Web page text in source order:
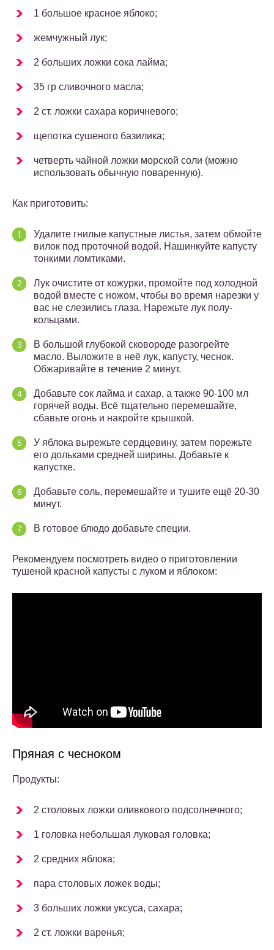
1 большое красное яблоко;
жемчужный лук;
2 больших ложки сока лайма;
35 гр сливочного масла;
2 ст. ложки сахара коричневого;
щепотка сушеного базилика;
четверть чайной ложки морской соли (можно
использовать обычную поваренную).
Как приготовить:
Удалите гнилые капустные листья, затем обмойте
вилок под проточной водой. Нашинкуйте капусту
тонкими ломтиками.
Лук очистите от кожурки, промойте под холодной
водой вместе с ножом, чтобы во время нарезки у
вас не слезились глаза. Нарежьте лук полу-
кольцами.
В большой глубокой сковороде разогрейте
масло. Выложите в неё лук, капусту, чеснок.
Обжаривайте в течение 2 минут.
Добавьте сок лайма и сахар, а также 90-100 мл
горячей воды. Всё тщательно перемешайте,
сбавьте огонь и накройте крышкой.
У яблока вырежьте сердцевину, затем порежьте
его дольками средней ширины. Добавьте к
капустке.
Добавьте соль, перемешайте и тушите ещё 20-30
минут.
В готовое блюдо добавьте специи.
Рекомендуем посмотреть видео о приготовлении
тушеной красной капусты с луком и яблоком:
Пряная с чесноком
Продукты:
2 столовых ложки оливкового подсолнечного;
1 головка небольшая луковая головка;
2 средних яблока;
пара столовых ложек воды;
3 больших ложки уксуса, сахара;
2 ст. ложки варенья;